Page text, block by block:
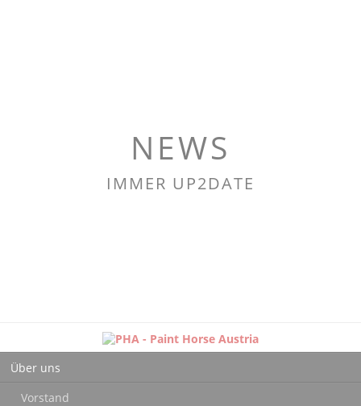
NEWS
IMMER UP2DATE
Navigation
überspringen
Über uns
Vorstand